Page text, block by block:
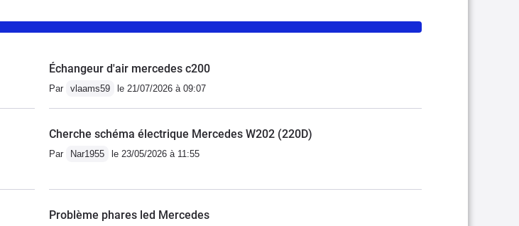
Échangeur d'air mercedes c200
Par vlaams59 le 21/07/2026 à 09:07
Cherche schéma électrique Mercedes W202 (220D)
Par Nar1955 le 23/05/2026 à 11:55
Problème phares led Mercedes